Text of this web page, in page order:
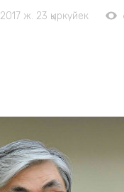
2017 ж. 23 қыркүйек